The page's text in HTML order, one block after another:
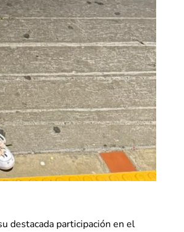
destacada participación en el